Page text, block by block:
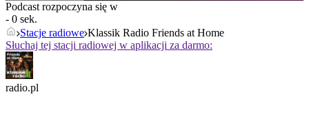
Podcast rozpoczyna się w
- 0 sek.
Stacje radiowe Klassik Radio Friends at Home
Słuchaj tej stacji radiowej w aplikacji za darmo:
radio.pl